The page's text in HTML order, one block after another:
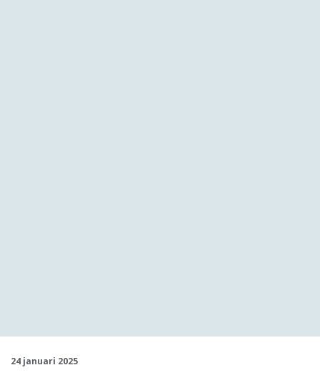
24 januari 2025